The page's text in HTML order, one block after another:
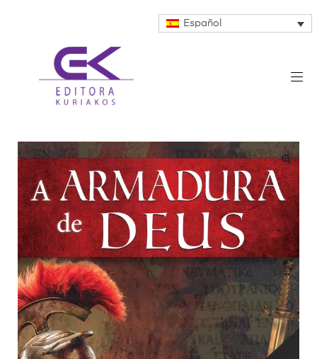
Español